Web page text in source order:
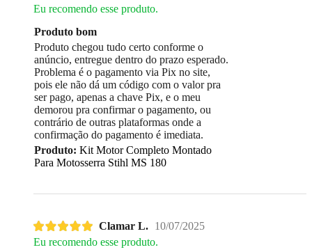
Eu recomendo esse produto.
Produto bom
Produto chegou tudo certo conforme o
anúncio, entregue dentro do prazo esperado.
Problema é o pagamento via Pix no site,
pois ele não dá um código com o valor pra
ser pago, apenas a chave Pix, e o meu
demorou pra confirmar o pagamento, ou
contrário de outras plataformas onde a
confirmação do pagamento é imediata.
Produto: Kit Motor Completo Montado
Para Motosserra Stihl MS 180
Clamar L. 10/07/2025
Eu recomendo esse produto.